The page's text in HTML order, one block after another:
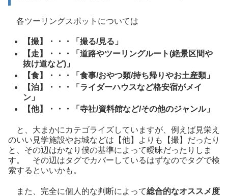
各ツーリングスポットについては
【撮】・・・「撮る/見る」
【走】・・・「道路やツーリングルート(絶景区間や
抜け道など)」
【食】・・・「食事/おやつ類/持ち帰りやお土産類」
【泊】・・・「ライダーハウスなど格安宿がメイ
ン」
【他】・・・「寺社/資料館など/その他のジャンル」
と、大まかにカテゴライズしていますが、例えば見栄え
のいい見学施設やお城などは【他】よりも【撮】だったり
と、その辺はかなり僕の基準によって曖昧だったりしま
す。 その辺はタグでカバーしているはずなのでタグで検
索するといいかも。
また、完全に個人的な判断によって総合的なオススメ度